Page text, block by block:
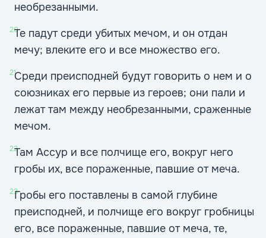
необрезанными.
20Те падут среди убитых мечом, и он отдан
мечу; влеките его и все множество его.
21Среди преисподней будут говорить о нем и о
союзниках его первые из героев; они пали и
лежат там между необрезанными, сраженные
мечом.
22Там Ассур и все полчище его, вокруг него
гробы их, все пораженные, павшие от меча.
23Гробы его поставлены в самой глубине
преисподней, и полчище его вокруг гробницы
его, все пораженные, павшие от меча, те,